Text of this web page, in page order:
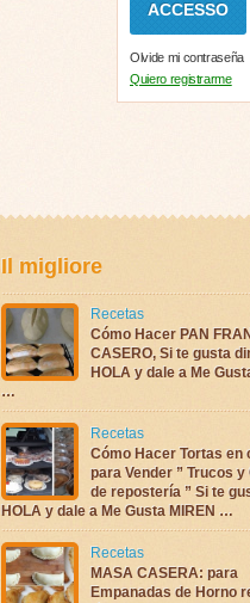
Olvide mi contraseña
Quiero registrarme
Il migliore
Recetas
Cómo Hacer PAN
CASERO, Si te gusta
HOLA y dale a Me
…
Recetas
Cómo Hacer Tortas en
para Vender ” Trucos y
de repostería ” Si te
HOLA y dale a Me Gusta MIREN …
Recetas
MASA CASERA: para
Empanadas de Horno